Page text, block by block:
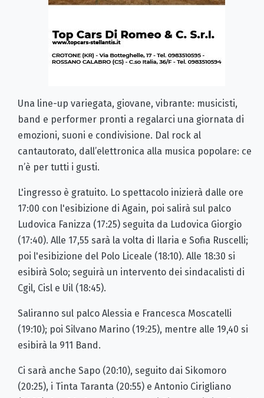
Una line-up variegata, giovane, vibrante: musicisti,
band e performer pronti a regalarci una giornata di
emozioni, suoni e condivisione. Dal rock al
cantautorato, dall’elettronica alla musica popolare: ce
n’è per tutti i gusti.
L'ingresso è gratuito. Lo spettacolo inizierà dalle ore
17:00 con l'esibizione di Again, poi salirà sul palco
Ludovica Fanizza (17:25) seguita da Ludovica Giorgio
(17:40). Alle 17,55 sarà la volta di Ilaria e Sofia Ruscelli;
poi l'esibizione del Polo Liceale (18:10). Alle 18:30 si
esibirà Solo; seguirà un intervento dei sindacalisti di
Cgil, Cisl e Uil (18:45).
Saliranno sul palco Alessia e Francesca Moscatelli
(19:10); poi Silvano Marino (19:25), mentre alle 19,40 si
esibirà la 911 Band.
Ci sarà anche Sapo (20:10), seguito dai Sikomoro
(20:25), i Tinta Taranta (20:55) e Antonio Cirigliano